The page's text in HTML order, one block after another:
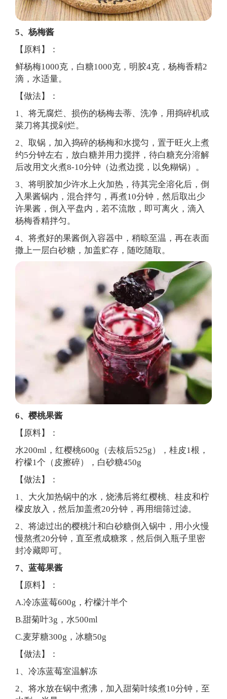
5、杨梅酱
【原料】：
鲜杨梅1000克，白糖1000克，明胶4克，杨梅香精2
滴，水适量。
【做法】：
1、将无腐烂、损伤的杨梅去蒂、洗净，用捣碎机或
菜刀将其搅剁烂。
2、取锅，加入捣碎的杨梅和水搅匀，置于旺火上煮
约5分钟左右，放白糖并用力搅拌，待白糖充分溶解
后改用文火煮8-10分钟（边煮边搅，以免糊锅）。
3、将明胶加少许水上火加热，待其完全溶化后，倒
入果酱锅内，混合拌匀，再煮10分钟，然后取出少
许果酱，倒入平盘内，若不流散，即可离火，滴入
杨梅香精拌匀。
4、将煮好的果酱倒入容器中，稍晾至温，再在表面
撒上一层白砂糖，加盖贮存，随吃随取。
6、樱桃果酱
【原料】：
水200ml，红樱桃600g（去核后525g），桂皮1根，
柠檬1个（皮擦碎），白砂糖450g
【做法】：
1、大火加热锅中的水，烧沸后将红樱桃、桂皮和柠
檬皮放入，然后加盖煮20分钟，再用细筛过滤。
2、将滤过出的樱桃汁和白砂糖倒入锅中，用小火慢
慢熬煮20分钟，直至煮成糖浆，然后倒入瓶子里密
封冷藏即可。
7、蓝莓果酱
【原料】：
A.冷冻蓝莓600g，柠檬汁半个
B.甜菊叶3g，水500ml
C.麦芽糖300g，冰糖50g
【做法】：
1、冷冻蓝莓室温解冻
2、将水放在锅中煮沸，加入甜菊叶续煮10分钟，至